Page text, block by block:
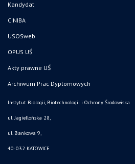
Kandydat
CINIBA
USOSweb
OPUS UŚ
Akty prawne UŚ
Archiwum Prac Dyplomowych
Instytut Biologii, Biotechnologii i Ochrony Środowiska
ul. Jagiellońska 28,
ul. Bankowa 9,
40-032 KATOWICE